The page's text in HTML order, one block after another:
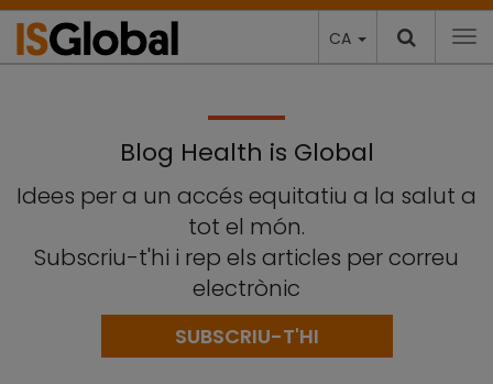
CA
Blog Health is Global
Idees per a un accés equitatiu a la salut a
tot el món.
Subscriu-t'hi i rep els articles per correu
electrònic
SUBSCRIU-T'HI